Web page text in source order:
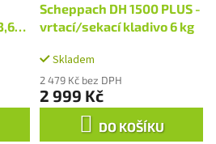
Scheppach DH 1500 PLUS -
vrtací/sekací kladivo 6 kg
Skladem
2 479 Kč bez DPH
2 999 Kč
DO KOŠÍKU